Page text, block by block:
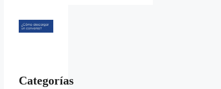
Categorías